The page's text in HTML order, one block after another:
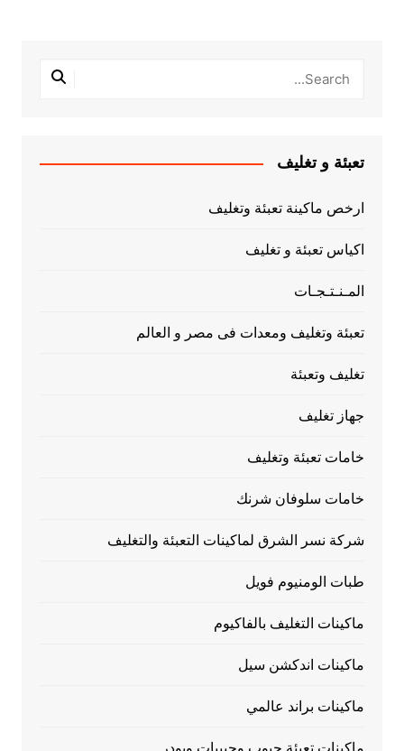
تعبئة و تغليف
ارخص ماكينة تعبئة وتغليف
اكياس تعبئة و تغليف
المـنـتـجـات
تعبئة وتغليف ومعدات فى مصر و العالم
تغليف وتعبئة
جهاز تغليف
خامات تعبئة وتغليف
خامات سلوفان شرنك
شركة نسر الشرق لماكينات التعبئة والتغليف
طبات الومنيوم فويل
ماكينات التغليف بالفاكيوم
ماكينات اندكشن سيل
ماكينات براند عالمي
ماكينات تعبئة حبوب وحبيبات وبودر